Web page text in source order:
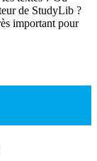
de StudyLib ?
important pour